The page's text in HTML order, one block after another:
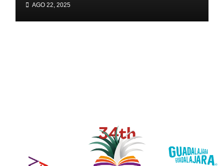
libro: Innovación, tecnología
y mayor visibilidad para el
AGO 22, 2025